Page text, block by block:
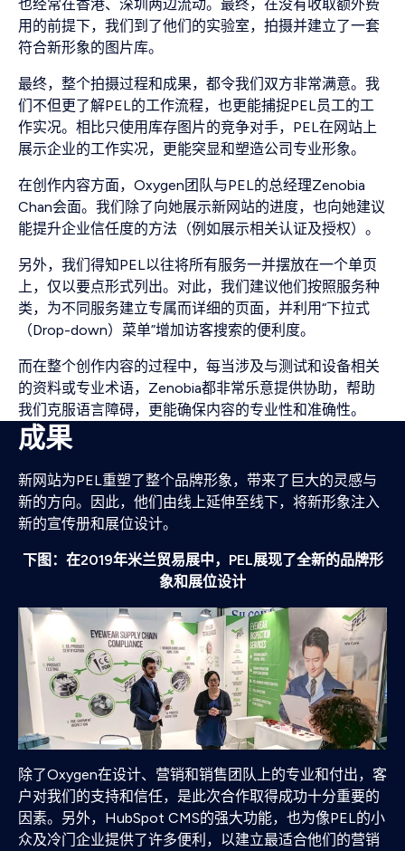
也经常在香港、深圳两边流动。最终，在没有收取额外费
用的前提下，我们到了他们的实验室，拍摄并建立了一套
符合新形象的图片库。
最终，整个拍摄过程和成果，都令我们双方非常满意。我
们不但更了解PEL的工作流程，也更能捕捉PEL员工的工
作实况。相比只使用库存图片的竞争对手，PEL在网站上
展示企业的工作实况，更能突显和塑造公司专业形象。
在创作内容方面，Oxygen团队与PEL的总经理Zenobia
Chan会面。我们除了向她展示新网站的进度，也向她建议
能提升企业信任度的方法（例如展示相关认证及授权）。
另外，我们得知PEL以往将所有服务一并摆放在一个单页
上，仅以要点形式列出。对此，我们建议他们按照服务种
类，为不同服务建立专属而详细的页面，并利用“下拉式
（Drop-down）菜单”增加访客搜索的便利度。
而在整个创作内容的过程中，每当涉及与测试和设备相关
的资料或专业术语，Zenobia都非常乐意提供协助，帮助
我们克服语言障碍，更能确保内容的专业性和准确性。
成果
新网站为PEL重塑了整个品牌形象，带来了巨大的灵感与
新的方向。因此，他们由线上延伸至线下，将新形象注入
新的宣传册和展位设计。
下图：在2019年米兰贸易展中，PEL展现了全新的品牌形
象和展位设计
除了Oxygen在设计、营销和销售团队上的专业和付出，客
户对我们的支持和信任，是此次合作取得成功十分重要的
因素。另外，HubSpot CMS的强大功能，也为像PEL的小
众及冷门企业提供了许多便利，以建立最适合他们的营销